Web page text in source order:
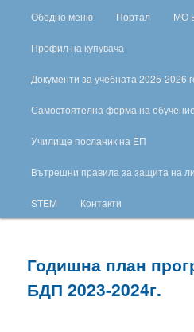
Обедно меню Портал МО
Профил на купувача
Документи за учебната 2025-2026
Самостоятелна форма на обучение
Училище посланик на ЕП
Вътрешни правила за защита на
STEM Контакти
Годишна план
БДП 2023-2024г.